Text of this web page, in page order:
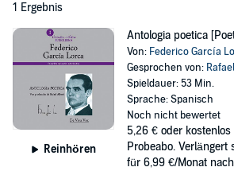
1 Ergebnis
Reinhören
Antologia poetica
Von: Federico García
Gesprochen von:
Spieldauer: 53 Min.
Sprache: Spanisch
Noch nicht bewertet
5,26 € oder
Probeabo.
für 6,99 €/Monat